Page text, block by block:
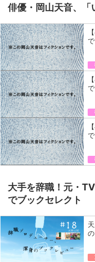
俳優・岡山天音、
大手を辞職！元・
でブックセレクト